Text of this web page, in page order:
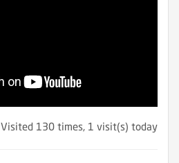
Visited 130 times, 1 visit(s) today